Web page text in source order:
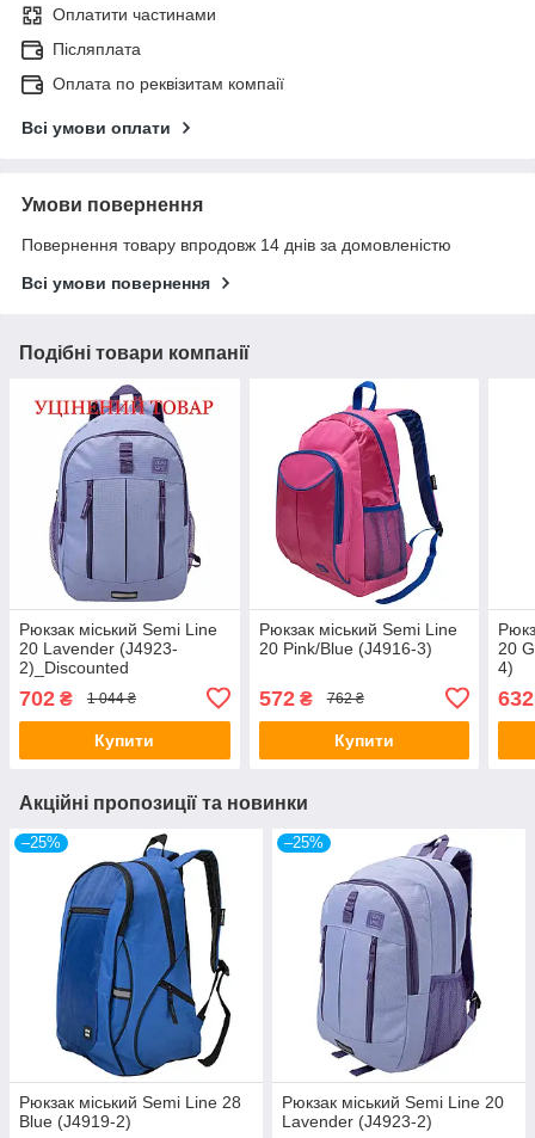
Оплатити частинами
Післяплата
Оплата по реквізитам компаії
Всі умови оплати
Умови повернення
Повернення товару впродовж 14 днів за домовленістю
Всі умови повернення
Подібні товари компанії
Рюкзак міський Semi Line
20 Lavender (J4923-
2)_Discounted
702 ₴ 1 044 ₴
Купити
Рюкзак міський Semi Line
20 Pink/Blue (J4916-3)
572₴ 762 ₴
Купити
20
4)
632
Акційні пропозиції та новинки
–25%
Рюкзак міський Semi Line 28
Blue (J4919-2)
–25%
Рюкзак міський Semi Line 20
Lavender (J4923-2)